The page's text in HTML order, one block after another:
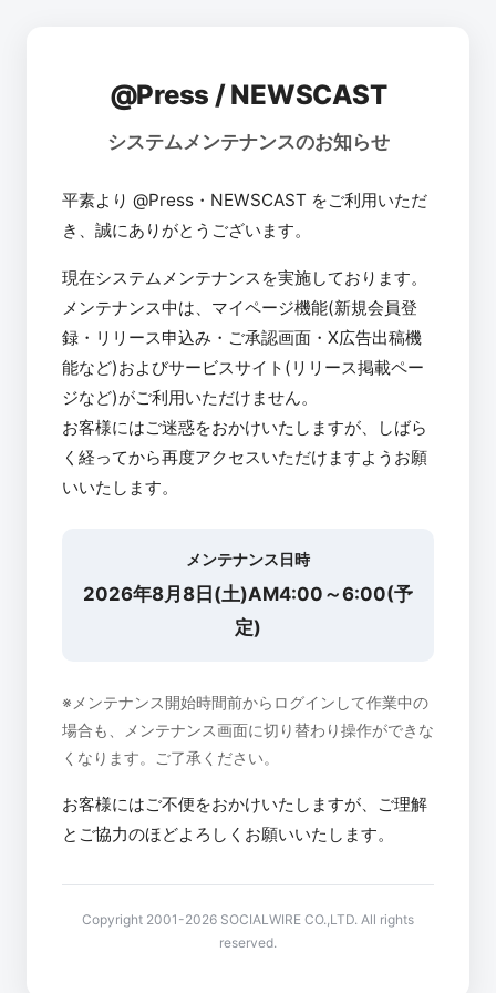
@Press / NEWSCAST
システムメンテナンスのお知らせ
平素より @Press・NEWSCAST をご利用いただ
き、誠にありがとうございます。
現在システムメンテナンスを実施しております。
メンテナンス中は、マイページ機能(新規会員登
録・リリース申込み・ご承認画面・X広告出稿機
能など)およびサービスサイト(リリース掲載ペー
ジなど)がご利用いただけません。
お客様にはご迷惑をおかけいたしますが、しばら
く経ってから再度アクセスいただけますようお願
いいたします。
メンテナンス日時
2026年8月8日(土)AM4:00～6:00(予
定)
※メンテナンス開始時間前からログインして作業中の
場合も、メンテナンス画面に切り替わり操作ができな
くなります。ご了承ください。
お客様にはご不便をおかけいたしますが、ご理解
とご協力のほどよろしくお願いいたします。
Copyright 2001-2026 SOCIALWIRE CO.,LTD. All rights
reserved.